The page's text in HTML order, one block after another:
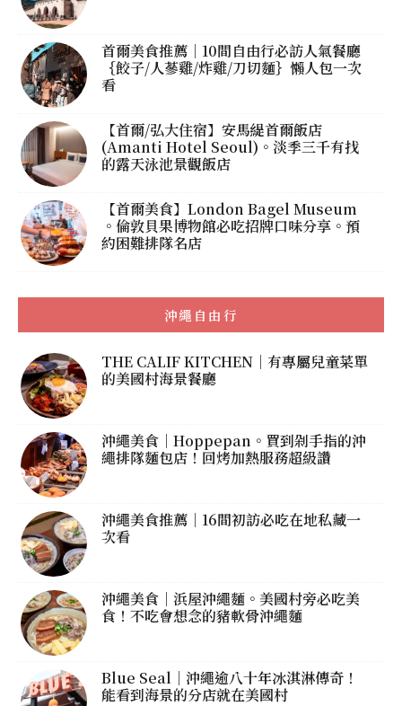
首爾美食推薦｜10間自由行必訪人氣餐廳
｛餃子/人蔘雞/炸雞/刀切麵｝懶人包一次
看
【首爾/弘大住宿】安馬緹首爾飯店
(Amanti Hotel Seoul)。淡季三千有找
的露天泳池景觀飯店
【首爾美食】London Bagel Museum
。倫敦貝果博物館必吃招牌口味分享。預
約困難排隊名店
沖繩自由行
THE CALIF KITCHEN｜有專屬兒童菜單
的美國村海景餐廳
沖繩美食｜Hoppepan。買到剁手指的沖
繩排隊麵包店！回烤加熱服務超級讚
沖繩美食推薦｜16間初訪必吃在地私藏一
次看
沖繩美食｜浜屋沖繩麵。美國村旁必吃美
食！不吃會想念的豬軟骨沖繩麵
Blue Seal｜沖繩逾八十年冰淇淋傳奇！
能看到海景的分店就在美國村